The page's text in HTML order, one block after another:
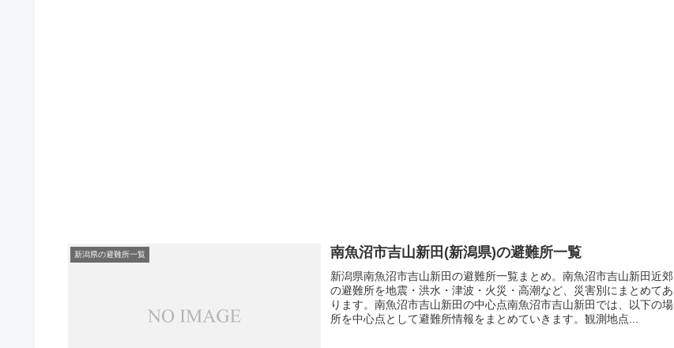
新潟県の避難所一覧 南魚沼市吉山新田(新潟県)の避難所一覧
新潟県南魚沼市吉山新田の避難所一覧まとめ。南魚沼市吉山新田近郊
の避難所を地震・洪水・津波・火災・高潮など、災害別にまとめてあ
ります。南魚沼市吉山新田の中心点南魚沼市吉山新田では、以下の場
所を中心点として避難所情報をまとめていきます。観測地点...